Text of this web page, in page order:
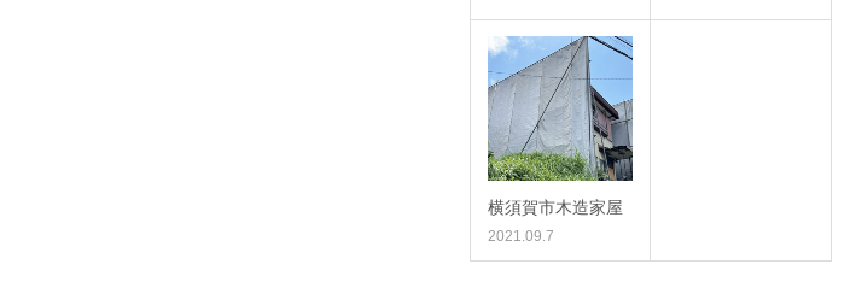
横須賀市木造家屋
2021.09.7